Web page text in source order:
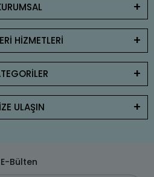
HİZMETLERİ
ULAŞIN
E-Bülten